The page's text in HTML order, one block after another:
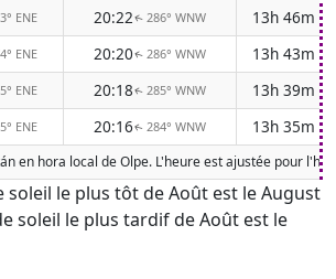
ENE 20:22↑ 286° WNW
13h 46m
ENE 20:20↑ 286° WNW
13h 43m
ENE 20:18↑ 285° WNW
13h 39m
ENE 20:16↑ 284° WNW 13h 35m
en hora local de Olpe. L'heure est ajustée pour
soleil le plus tôt de Août est le August
soleil le plus tardif de Août est le